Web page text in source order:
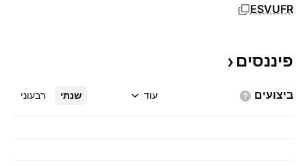
ESVUFR
פיננסים
ביצועים שנתי רבעוני עוד